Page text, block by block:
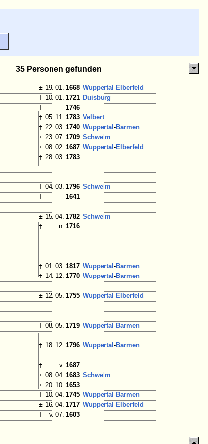
35 Personen gefunden
± 19. 01. 1668 Wuppertal-Elberfeld
† 10. 01. 1721 Duisburg
† 1746
† 05. 11. 1783 Velbert
† 22. 03. 1740 Wuppertal-Barmen
± 23. 07. 1709 Schwelm
± 08. 02. 1687 Wuppertal-Elberfeld
† 28. 03. 1783
† 04. 03. 1796 Schwelm
† 1641
± 15. 04. 1782 Schwelm
† n. 1716
† 01. 03. 1817 Wuppertal-Barmen
† 14. 12. 1770 Wuppertal-Barmen
± 12. 05. 1755 Wuppertal-Elberfeld
† 08. 05. 1719 Wuppertal-Barmen
† 18. 12. 1796 Wuppertal-Barmen
† v. 1687
± 08. 04. 1683 Schwelm
± 20. 10. 1653
† 10. 04. 1745 Wuppertal-Barmen
± 16. 04. 1717 Wuppertal-Elberfeld
† v. 07. 1603